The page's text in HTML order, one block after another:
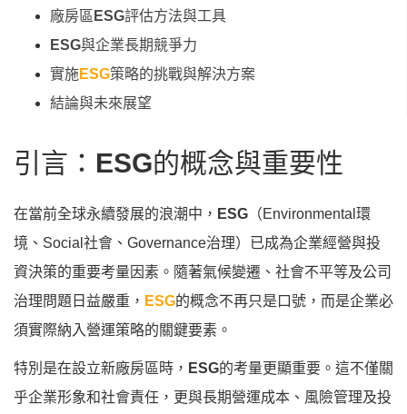
廠房區 ESG評估方法與工具
ESG與企業長期競爭力
實施ESG策略的挑戰與解決方案
結論與未來展望
引言： ESG的概念與重要性
在當前全球永續發展的浪潮中， ESG （Environmental環
境、Social社會、Governance治理）已成為企業經營與投
資決策的重要考量因素。隨著氣候變遷、社會不平等及公司
治理問題日益嚴重， ESG的概念不再只是口號，而是企業必
須實際納入營運策略的關鍵要素。
特別是在設立新廠房區時， ESG的考量更顯重要。這不僅關
乎企業形象和社會責任，更與長期營運成本、風險管理及投